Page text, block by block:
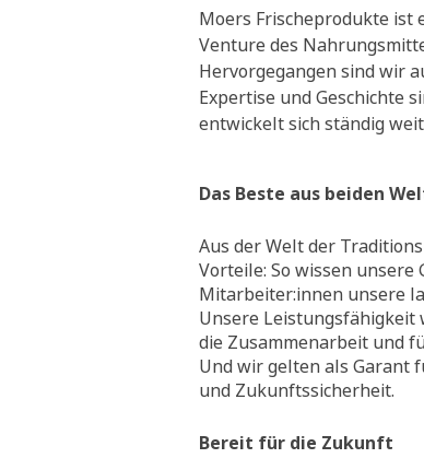
Moers Frischeprodukte ist
Venture des
Hervorgegangen sind wir
Expertise und Geschichte
entwickelt sich ständig
Das Beste aus beiden
Aus der Welt der
Vorteile: So wissen
Mitarbeiter:innen unsere
Unsere
die Zusammenarbeit und
Und wir gelten als Garant
und Zukunftssicherheit.
Bereit für die Zukunft